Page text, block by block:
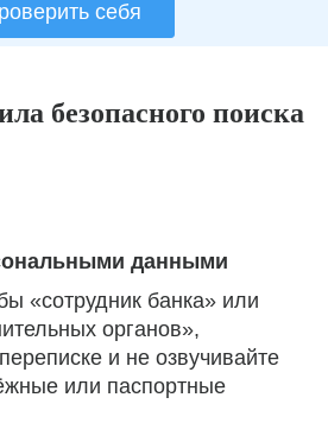
себя
безопасного поиска
данными
«сотрудник банка» или
органов»,
и не озвучивайте
или паспортные